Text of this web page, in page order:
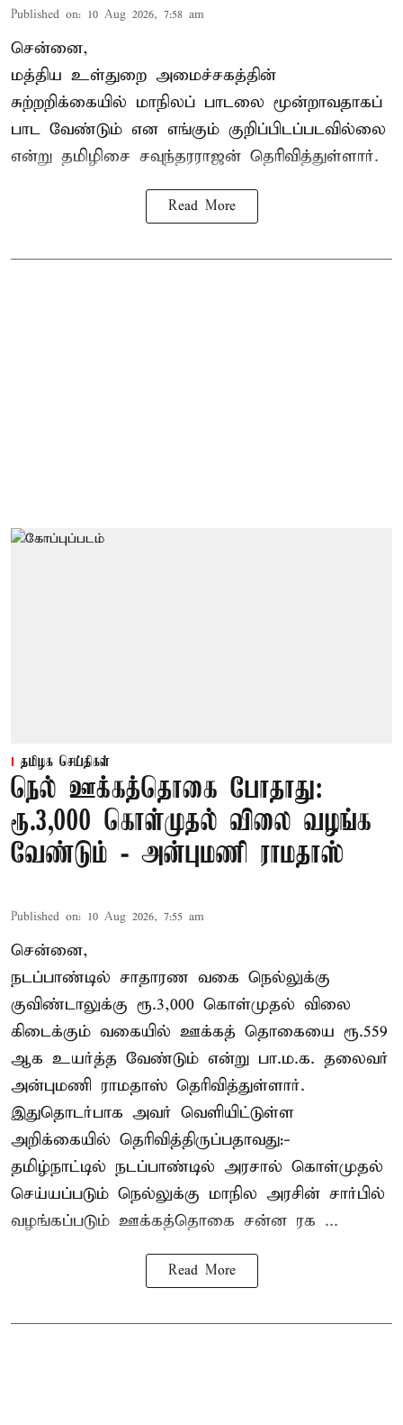
Published on: 10 Aug 2026, 7:58 am
சென்னை,
மத்திய உள்துறை அமைச்சகத்தின்
சுற்றறிக்கையில் மாநிலப் பாடலை மூன்றாவதாகப்
பாட வேண்டும் என எங்கும் குறிப்பிடப்படவில்லை
என்று தமிழிசை சவுந்தரராஜன் தெரிவித்துள்ளார்.
Read More
தமிழக செய்திகள்
நெல் ஊக்கத்தொகை போதாது:
ரூ.3,000 கொள்முதல் விலை வழங்க
வேண்டும் - அன்புமணி ராமதாஸ்
Published on: 10 Aug 2026, 7:55 am
சென்னை,
நடப்பாண்டில் சாதாரண வகை நெல்லுக்கு
குவிண்டாலுக்கு ரூ.3,000 கொள்முதல் விலை
கிடைக்கும் வகையில் ஊக்கத் தொகையை ரூ.559
ஆக உயர்த்த வேண்டும் என்று பா.ம.க. தலைவர்
அன்புமணி ராமதாஸ் தெரிவித்துள்ளார்.
இதுதொடர்பாக அவர் வெளியிட்டுள்ள
அறிக்கையில் தெரிவித்திருப்பதாவது:-
தமிழ்நாட்டில் நடப்பாண்டில் அரசால் கொள்முதல்
செய்யப்படும் நெல்லுக்கு மாநில அரசின் சார்பில்
வழங்கப்படும் ஊக்கத்தொகை சன்ன ரக ...
Read More